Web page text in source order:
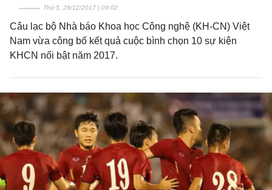
Thứ 5, 28/12/2017 | 09:02
Câu lạc bộ Nhà báo Khoa học Công nghệ (KH-CN) Việt
Nam vừa công bố kết quả cuộc bình chọn 10 sự kiện
KHCN nổi bật năm 2017.